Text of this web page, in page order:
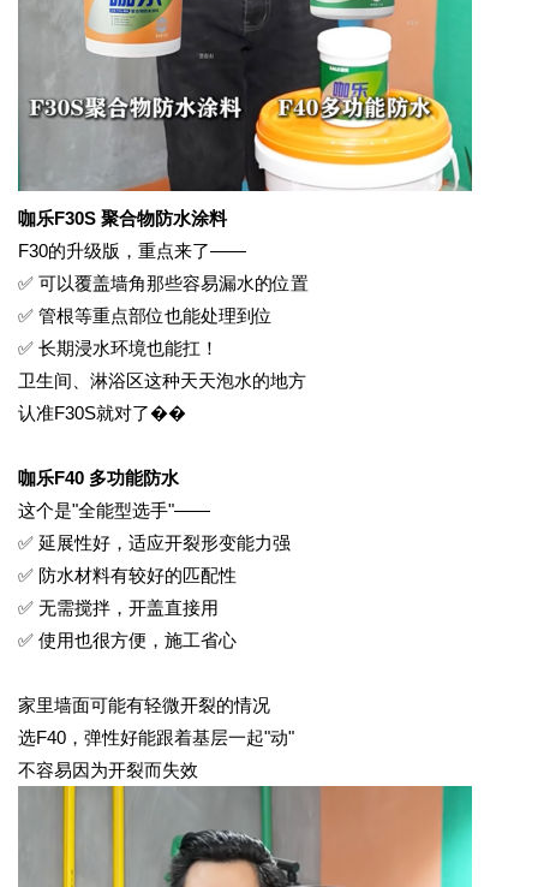
咖乐F30S 聚合物防水涂料
F30的升级版，重点来了——
✅ 可以覆盖墙角那些容易漏水的位置
✅ 管根等重点部位也能处理到位
✅ 长期浸水环境也能扛！
卫生间、淋浴区这种天天泡水的地方
认准F30S就对了��
咖乐F40 多功能防水
这个是"全能型选手"——
✅ 延展性好，适应开裂形变能力强
✅ 防水材料有较好的匹配性
✅ 无需搅拌，开盖直接用
✅ 使用也很方便，施工省心
家里墙面可能有轻微开裂的情况
选F40，弹性好能跟着基层一起"动"
不容易因为开裂而失效